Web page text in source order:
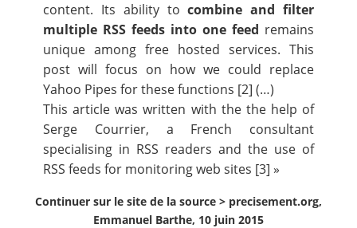
content. Its ability tocombine and filter
multiple RSS feeds into one feed remains
unique among free hosted services. This
post will focus on how we could replace
Yahoo Pipes for these functions [2] (…)
This article was written with the the help of
Serge Courrier, a French consultant
specialising in RSS readers and the use of
RSS feeds for monitoring web sites [3] »
Continuer sur le site de la source > precisement.org,
Emmanuel Barthe, 10 juin 2015